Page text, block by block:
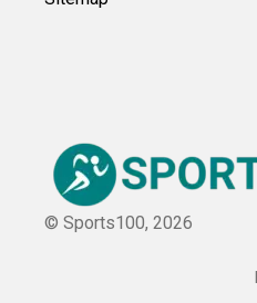
© Sports100, 2026